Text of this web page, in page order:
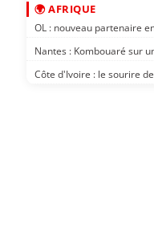
🌍 AFRIQUE
OL : nouveau partenaire
Nantes : Kombouaré sur
Côte d'Ivoire : le sourire